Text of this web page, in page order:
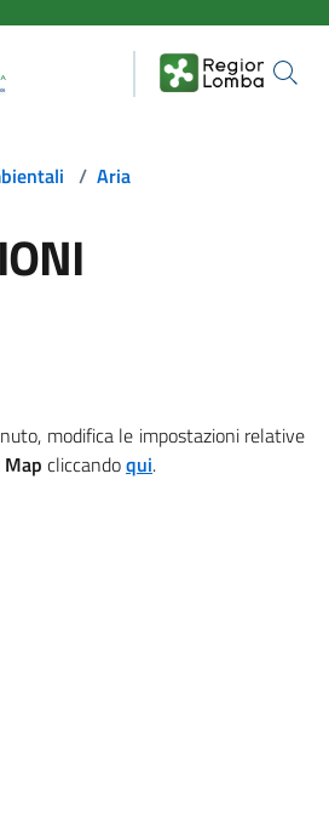
/ Aria
modifica le impostazioni relative
cliccandoqui.